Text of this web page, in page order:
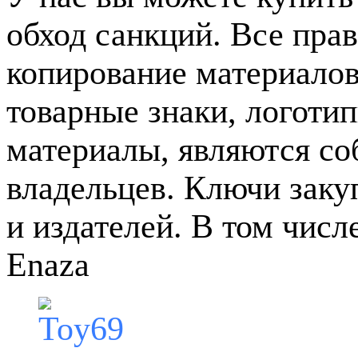
обход санкций. Все
копирование
товарные знаки,
материалы, являются
владельцев. Ключи
и издателей. В том
Enaza